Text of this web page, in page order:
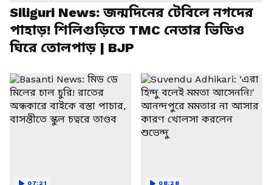
Siliguri News: জন্মদিনের টেবিলে নগদের
পাহাড়! শিলিগুড়িতে TMC নেতার ভিডিও
ঘিরে তোলপাড় | BJP
07:21 08:28